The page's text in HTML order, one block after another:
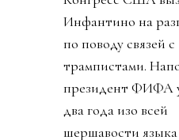
взорвался. УЕФА
созвала экстренное
совещание
Попутно выпустив
заявление, что
перешла все линии.